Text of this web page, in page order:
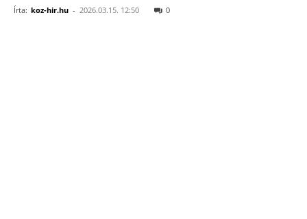
Írta: koz-hir.hu - 2026.03.15. 12:50 0